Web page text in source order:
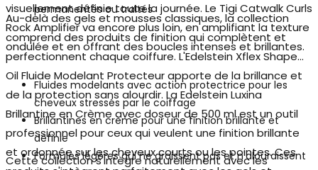
visuellement définie toute la journée. Le Tigi Catwalk Curls
Rock Amplifier va encore plus loin, en amplifiant la texture
ondulée et en offrant des boucles intenses et brillantes.
permanentés ou traités
Au-delà des gels et mousses classiques, la collection
comprend des produits de finition qui complètent et
perfectionnent chaque coiffure. L'Edelstein Xflex Shape
Oil Fluide Modelant Protecteurapporte de la brillance et
de la protection sans alourdir. La Edelstein Luxina
Brillantine en Crème avec doseur de 500 ml est un outil
professionnel pour ceux qui veulent une finition brillante
et ordonnée sur les cheveux courts ou les pointes. Ces
Fluides modelants avec action protectrice pour les
cheveux stressés par le coiffage
Brillantines en crème pour une finition brillante et
définie
Formules légères qui ne graissent pas et n'alourdissent
Cette collection s'intègre naturellement avec les